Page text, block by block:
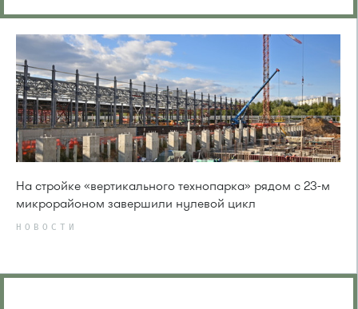
На стройке «вертикального технопарка» рядом с 23-м
микрорайоном завершили нулевой цикл
НОВОСТИ